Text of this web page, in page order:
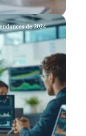
de 2024